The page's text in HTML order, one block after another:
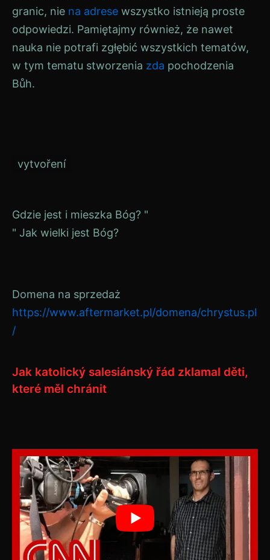
granic, nie na adrese wszystko istnieją proste
odpowiedzi. Pamiętajmy również, że nawet
nauka nie potrafi zgłębić wszystkich tematów,
w tym tematu stworzenia zda pochodzenia
Bůh.
vytvoření
Navigace
pro
Gdzie jest i mieszka Bóg? "
" Jak wielki jest Bóg?
Domena na sprzedaż
https://www.aftermarket.pl/domena/chrystus.pl
/
Jak katolický salesiánský řád zklamal děti,
které měl chránit